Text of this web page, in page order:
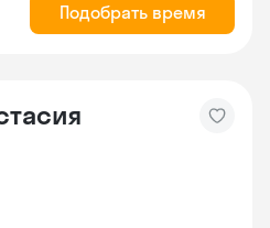
Подобрать время